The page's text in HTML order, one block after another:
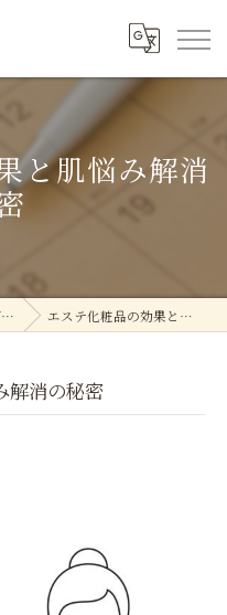
と肌悩み解消
エステ化粧品の効果と肌悩み解消の秘密
解消の秘密